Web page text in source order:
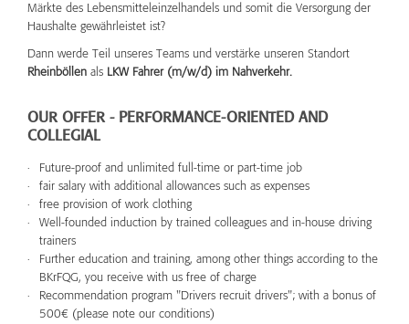
Märkte des Lebensmitteleinzelhandels und somit die Versorgung der
Haushalte gewährleistet ist?
Dann werde Teil unseres Teams und verstärke unseren Standort
Rheinböllen als LKW Fahrer (m/w/d) im Nahverkehr.
OUR OFFER - PERFORMANCE-ORIENTED AND
COLLEGIAL
Future-proof and unlimited full-time or part-time job
fair salary with additional allowances such as expenses
free provision of work clothing
Well-founded induction by trained colleagues and in-house driving
trainers
Further education and training, among other things according to the
BKrFQG, you receive with us free of charge
Recommendation program "Drivers recruit drivers"; with a bonus of
500€ (please note our conditions)